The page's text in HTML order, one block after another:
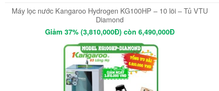
Máy lọc nước Kangaroo Hydrogen KG100HP – 10 lõi – Tủ VTU
Diamond
Giảm 37% (3,810,000Đ) còn 6,490,000Đ